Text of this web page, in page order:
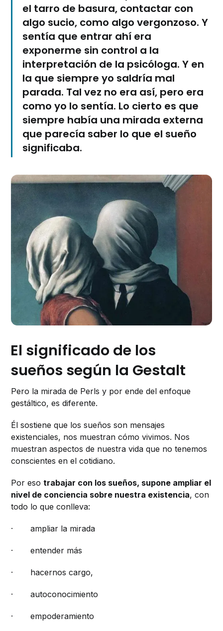
el tarro de basura, contactar con
algo sucio, como algo vergonzoso. Y
sentía que entrar ahí era
exponerme sin control a la
interpretación de la psicóloga. Y en
la que siempre yo saldría mal
parada. Tal vez no era así, pero era
como yo lo sentía. Lo cierto es que
siempre había una mirada externa
que parecía saber lo que el sueño
significaba.
El significado de los
sueños según la Gestalt
Pero la mirada de Perls y por ende del enfoque
gestáltico, es diferente.
Él sostiene que los sueños son mensajes
existenciales, nos muestran cómo vivimos. Nos
muestran aspectos de nuestra vida que no tenemos
conscientes en el cotidiano.
Por esotrabajar con los sueños, supone ampliar el
nivel de conciencia sobre nuestra existencia, con
todo lo que conlleva:
· ampliar la mirada
· entender más
· hacernos cargo,
· autoconocimiento
· empoderamiento